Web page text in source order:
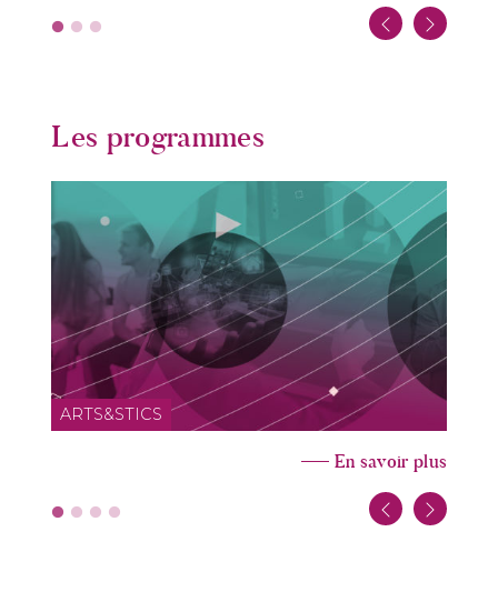
Les programmes
ARTS&STICS
En savoir plus